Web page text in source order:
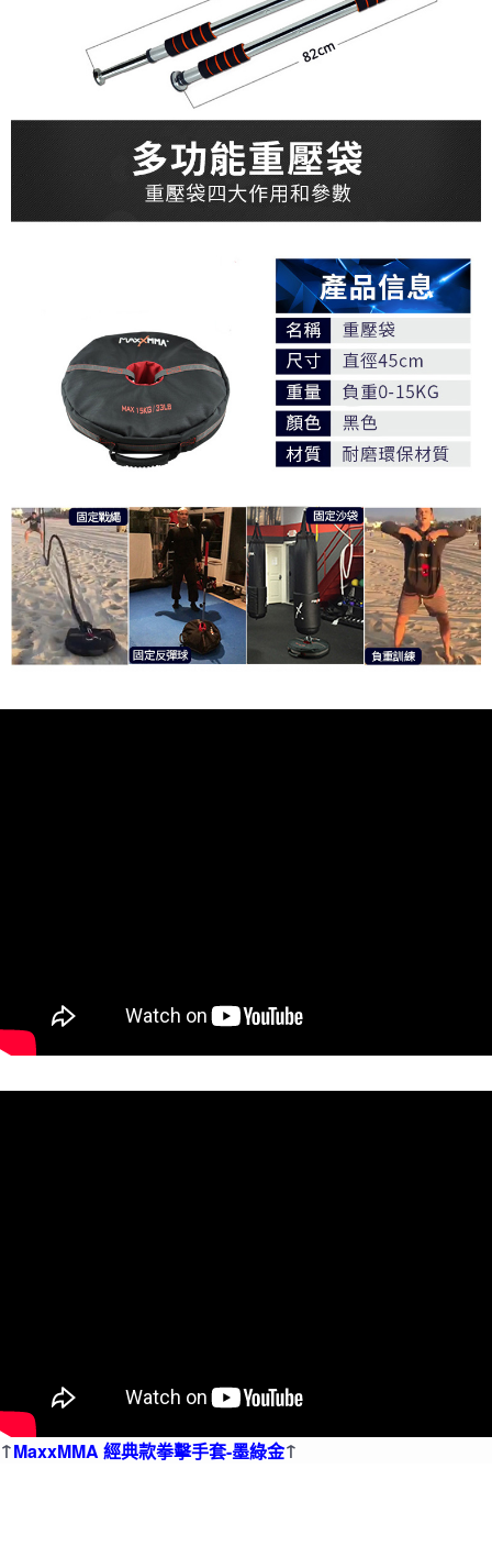
↑MaxxMMA 經典款拳擊手套-墨綠金↑